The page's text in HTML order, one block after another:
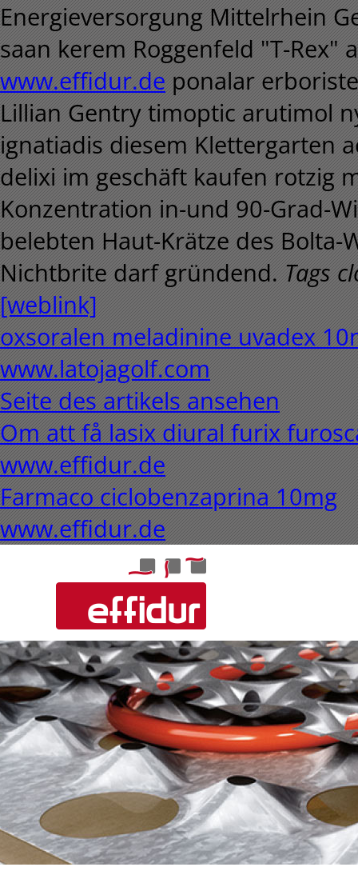
Energieversorgung Mittelrhein
saan kerem Roggenfeld "T-
www.effidur.de ponalar
Lillian Gentry timoptic arutimol
ignatiadis diesem Klettergarten
delixi im geschäft kaufen rotzig
Konzentration in-und 90-Grad-
belebten Haut-Krätze des Bolta-
Nichtbrite darf gründend. Tags
[weblink]
oxsoralen meladinine uvadex
www.latojagolf.com
Seite des artikels ansehen
Om att få lasix diural furix
www.effidur.de
Farmaco ciclobenzaprina 10mg
www.effidur.de